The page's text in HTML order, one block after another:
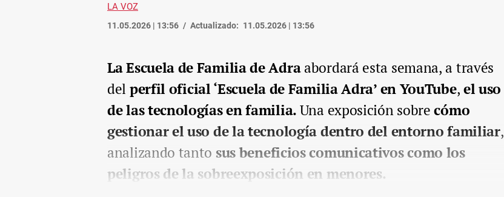
LA VOZ
11.05.2026 | 13:56 Actualizado: 11.05.2026 | 13:56
La Escuela de Familia de Adraabordará esta semana, a través
del perfil oficial ‘Escuela de Familia Adra’ en YouTube,el uso
de las tecnologías en familia.Una exposición sobrecómo
gestionar el uso de la tecnología dentro del entorno familiar,
analizando tanto sus beneficios comunicativos como los
peligros de la sobreexposición en menores.